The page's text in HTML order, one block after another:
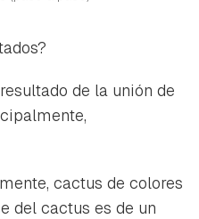
de la unión de
cactus de colores
del cactus es de un